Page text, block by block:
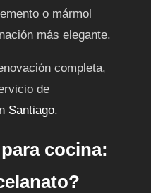
o mármol
más elegante.
completa,
de
Santiago.
cocina: